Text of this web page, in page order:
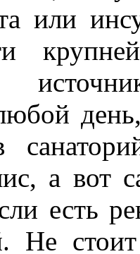
или
а вот
есть
Не